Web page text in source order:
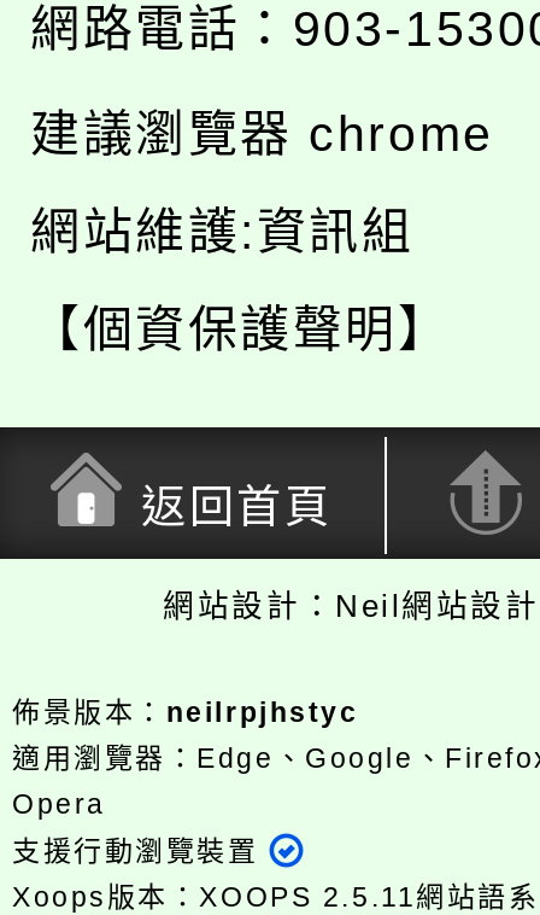
網路電話：903-
建議瀏覽器 chrome
網站維護:資訊組
【個資保護聲明】
返回首頁
網站設計：Neil網站設
佈景版本： neilrpjhstyc
適用瀏覽器：Edge、Google、
Opera
支援行動瀏覽裝置
Xoops版本： XOOPS 2.5.11網站語